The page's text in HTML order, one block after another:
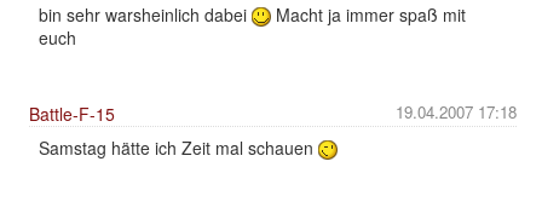
bin sehr warsheinlich dabei
Macht ja immer spaß mit
euch
19.04.2007 17:18
Battle-F-15
Samstag hätte ich Zeit mal schauen